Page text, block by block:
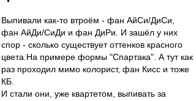
Выпивали как-то втроём - фан АйСи/ДиСи,
фан АйДи/СиДи и фан ДиРи. И зашёл у них
спор - сколько существует оттенков красного
цвета.На примере формы "Спартака". А тут как
раз проходил мимо колорист, фан Кисс и тоже
КБ.
И стали они, уже квартетом, выпивать за